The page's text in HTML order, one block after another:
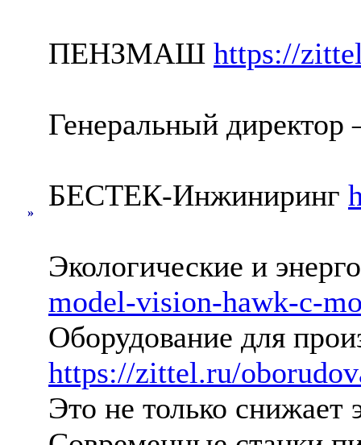
»
ПЕНЗМАШ https://
Генеральный
БЕСТЕК-Инжиниринг
Экологические и
model-vision-hawk-c-
Оборудование для
https://zittel.ru/
Это не только снижает